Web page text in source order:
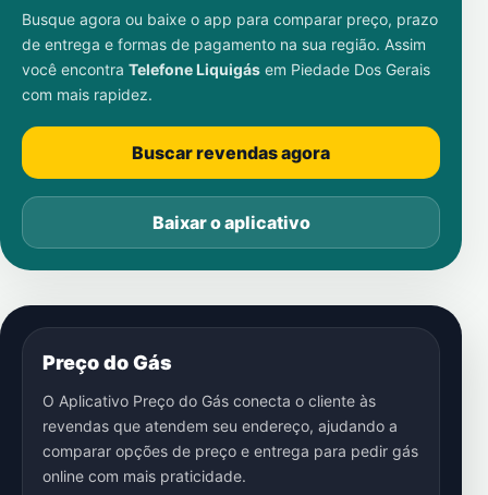
Busque agora ou baixe o app para comparar preço, prazo
de entrega e formas de pagamento na sua região. Assim
você encontra Telefone Liquigás em Piedade Dos Gerais
com mais rapidez.
Buscar revendas agora
Baixar o aplicativo
Preço do Gás
O Aplicativo Preço do Gás conecta o cliente às
revendas que atendem seu endereço, ajudando a
comparar opções de preço e entrega para pedir gás
online com mais praticidade.